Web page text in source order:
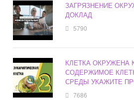
ЗАГРЯЗНЕНИЕ
ДОКЛАД
5790
КЛЕТКА ОКРУЖЕНА
СОДЕРЖИМОЕ
СРЕДЫ УКАЖИТЕ
7686